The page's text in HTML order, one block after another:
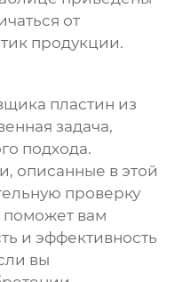
от
продукции.
пластин из
задача,
подхода.
описанные в этой
проверку
поможет вам
и эффективность
вы